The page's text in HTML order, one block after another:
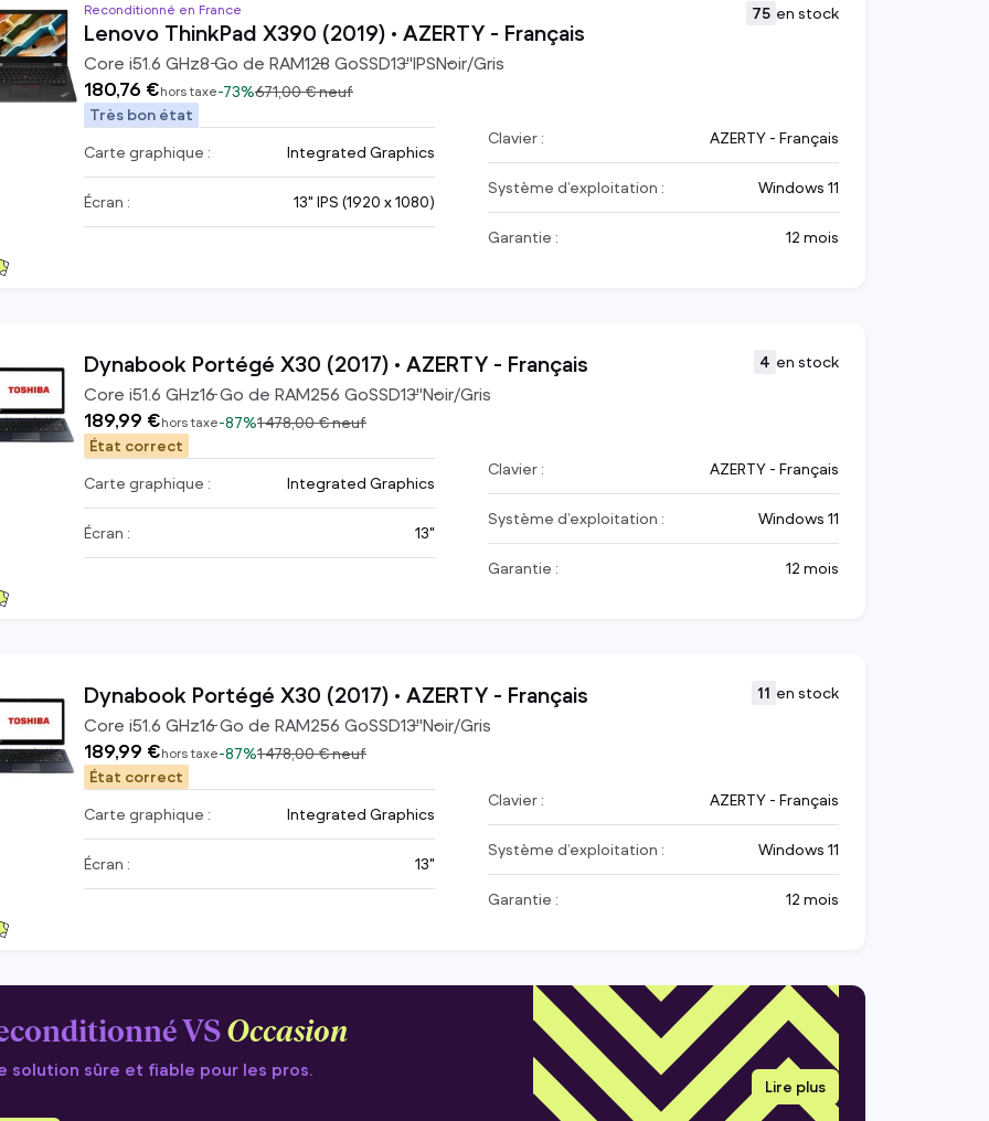
Reconditionné en France
Lenovo ThinkPad X390 (2019) • AZERTY - Français
Core i51.6 GHz8Go de RAM128 GoSSD13"IPSNoir/Gris
180,76 €hors taxe-73%671,00 €neuf
Très bon état
75 en stock
Carte graphique : Integrated Graphics
Écran : 13" IPS (1920 x 1080)
Clavier : AZERTY - Français
Système d’exploitation : Windows 11
Garantie : 12 mois
Dynabook Portégé X30 (2017) • AZERTY - Français
Core i51.6 GHz16Go de RAM256 GoSSD13"Noir/Gris
189,99 €hors taxe-87%1 478,00 €neuf
État correct
4 en stock
Carte graphique : Integrated Graphics
Écran : 13"
Clavier : AZERTY - Français
Système d’exploitation : Windows 11
Garantie : 12 mois
Dynabook Portégé X30 (2017) • AZERTY - Français
Core i51.6 GHz16Go de RAM256 GoSSD13"Noir/Gris
189,99 €hors taxe-87%1 478,00 €neuf
État correct
11 en stock
Carte graphique : Integrated Graphics
Écran : 13"
Clavier : AZERTY - Français
Système d’exploitation : Windows 11
Garantie : 12 mois
VS Occasion
solution sûre et fiable pour les pros.
Lire plus